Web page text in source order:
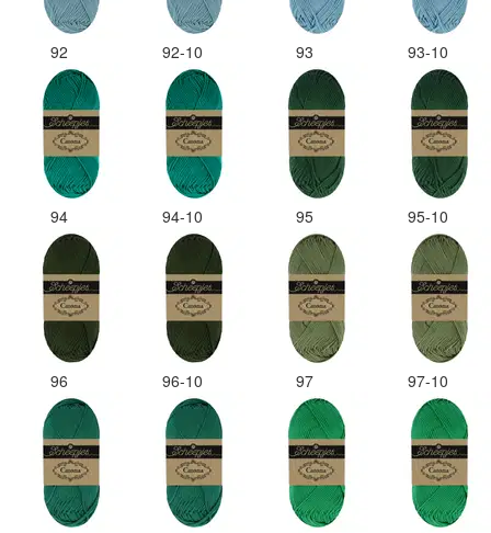
92 92-10 93 93-10
94 94-10 95 95-10
96 96-10 97 97-10